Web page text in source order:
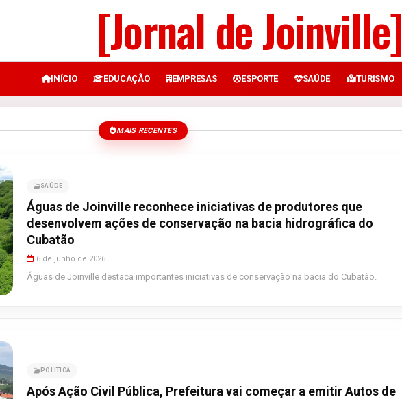
[Jornal de Joinville]
INÍCIO EDUCAÇÃO EMPRESAS ESPORTE SAÚDE TURISMO
MAIS RECENTES
SAÚDE
Águas de Joinville reconhece iniciativas de produtores que
desenvolvem ações de conservação na bacia hidrográfica do
Cubatão
6 de junho de 2026
Águas de Joinville destaca importantes iniciativas de conservação na bacia do Cubatão.
POLITICA
Após Ação Civil Pública, Prefeitura vai começar a emitir Autos de